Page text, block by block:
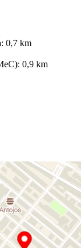
0,7 km
0,9 km